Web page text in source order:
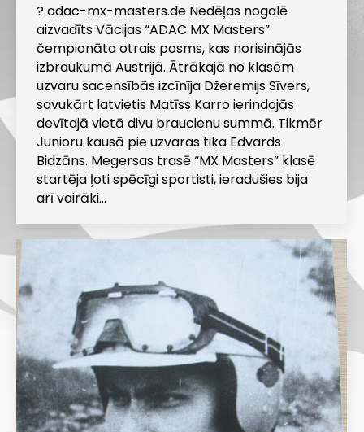
? adac-mx-masters.de Nedēļas nogalē
aizvadīts Vācijas “ADAC MX Masters”
čempionāta otrais posms, kas norisinājās
izbraukumā Austrijā. Ātrākajā no klasēm
uzvaru sacensībās izcīnīja Džeremijs Sīvers,
savukārt latvietis Matīss Karro ierindojās
devītajā vietā divu braucienu summā. Tikmēr
Junioru kausā pie uzvaras tika Edvards
Bidzāns. Megersas trasē “MX Masters” klasē
startēja ļoti spēcīgi sportisti, ieradušies bija
arī vairāki…